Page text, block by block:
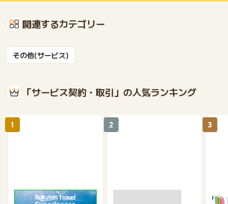
関連するカテゴリー
その他(サービス)
「サービス契約・取引」の人気ランキング
楽天トラベル観光体験
1 2
い
3